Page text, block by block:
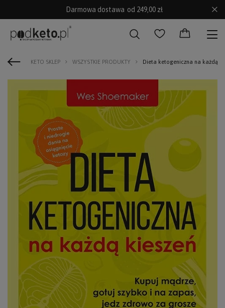
Darmowa dostawa od 249,00 zł
KETO SKLEP WSZYSTKIE PRODUKTY Dieta ketogeniczna na każdą